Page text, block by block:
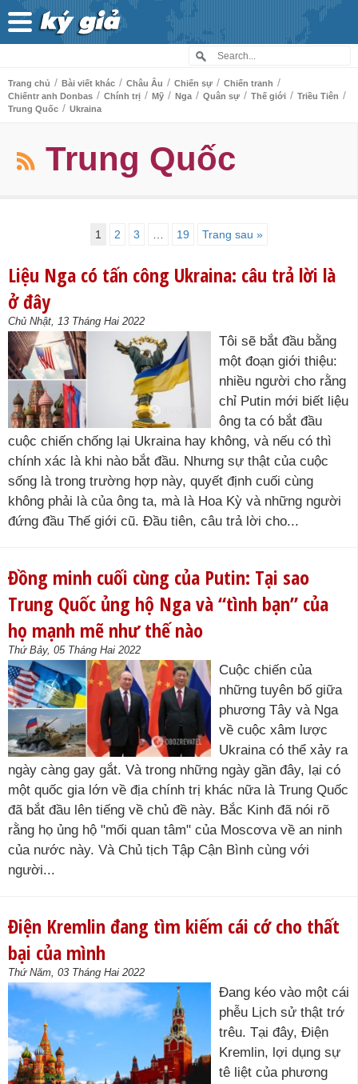
Trang chủ / Bài viết khác / Châu Âu / Chiến sự / Chiến tranh /
Chiếntr anh Donbas / Chính trị / Mỹ / Nga / Quân sự / Thế giới / Triều Tiên /
Trung Quốc / Ukraina
Trung Quốc
1 2 3 19 Trang sau »
Liệu Nga có tấn công Ukraina: câu trả lời là
ở đây
Chủ Nhật, 13 Tháng Hai 2022
Tôi sẽ bắt đầu bằng
một đoạn giới thiệu:
nhiều người cho rằng
chỉ Putin mới biết liệu
ông ta có bắt đầu
cuộc chiến chống lại Ukraina hay không, và nếu có thì
chính xác là khi nào bắt đầu. Nhưng sự thật của cuộc
sống là trong trường hợp này, quyết định cuối cùng
không phải là của ông ta, mà là Hoa Kỳ và những người
đứng đầu Thế giới cũ. Đầu tiên, câu trả lời cho...
Đồng minh cuối cùng của Putin: Tại sao
Trung Quốc ủng hộ Nga và “tình bạn” của
họ mạnh mẽ như thế nào
Thứ Bảy, 05 Tháng Hai 2022
Cuộc chiến của
những tuyên bố giữa
phương Tây và Nga
về cuộc xâm lược
Ukraina có thể xảy ra
ngày càng gay gắt. Và trong những ngày gần đây, lại có
một quốc gia lớn về địa chính trị khác nữa là Trung Quốc
đã bắt đầu lên tiếng về chủ đề này. Bắc Kinh đã nói rõ
rằng họ ủng hộ "mối quan tâm" của Moscơva về an ninh
của nước này. Và Chủ tịch Tập Cận Bình cùng với
người...
Điện Kremlin đang tìm kiếm cái cớ cho thất
bại của mình
Thứ Năm, 03 Tháng Hai 2022
Đang kéo vào một cái
phễu Lịch sử thật trớ
trêu. Tại đây, Điện
Kremlin, lợi dụng sự
tê liệt của phương